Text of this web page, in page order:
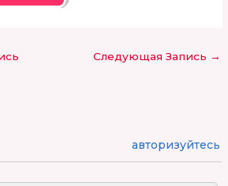
Следующая Запись →
авторизуйтесь